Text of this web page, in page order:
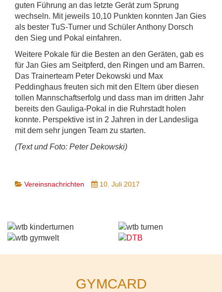
guten Führung an das letzte Gerät zum Sprung
wechseln. Mit jeweils 10,10 Punkten konnten Jan Gies
als bester TuS-Turner und Schüler Anthony Dorsch
den Sieg und Pokal einfahren.
Weitere Pokale für die Besten an den Geräten, gab es
für Jan Gies am Seitpferd, den Ringen und am Barren.
Das Trainerteam Peter Dekowski und Max
Peddinghaus freuten sich mit den Eltern über diesen
tollen Mannschaftserfolg und dass man im dritten Jahr
bereits den Gauliga-Pokal in die Ruhrstadt holen
konnte. Perspektive ist in 2 Jahren in der Landesliga
mit dem sehr jungen Team zu starten.
(Text und Foto: Peter Dekowski)
Vereinsnachrichten 10. Juli 2017
GYMCARD